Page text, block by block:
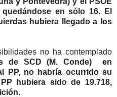
en sólo 16. El
hubiera llegado a los
no ha contemplado
de SCD (M. Conde) en
PP, no habría ocurrido su
hubiera sido de 19.718,